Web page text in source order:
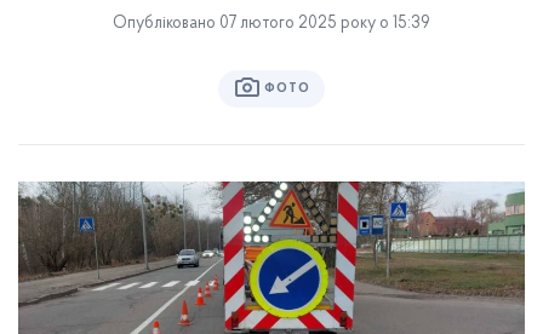
Опубліковано 07 лютого 2025 року о 15:39
ФОТО